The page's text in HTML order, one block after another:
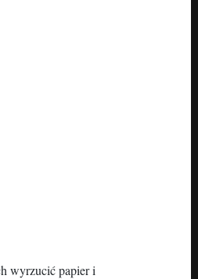
wyrzucić papier i